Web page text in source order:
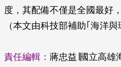
度，其配備不僅是全國最好
（本文由科技部補助｢海洋
責任編輯： 蔣忠益∣國立高雄